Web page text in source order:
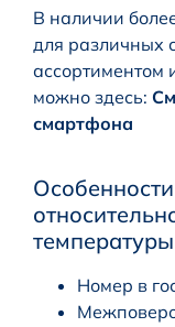
В наличии
для различных
ассортиментом
можно здесь:
смартфона
Номер в